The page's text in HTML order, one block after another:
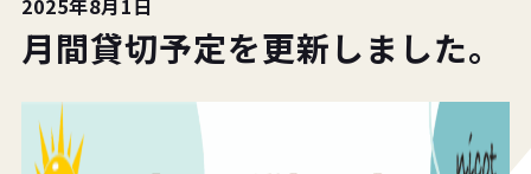
2025年8月1日
月間貸切予定を更新しました。